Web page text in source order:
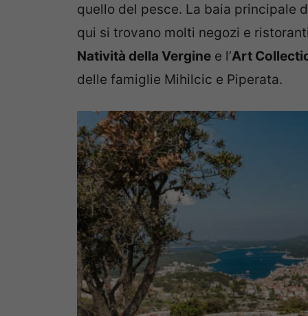
quello del pesce. La baia principale
qui si trovano molti negozi e
Natività della Vergine e l’Art
delle famiglie Mihilcic e Piperata.